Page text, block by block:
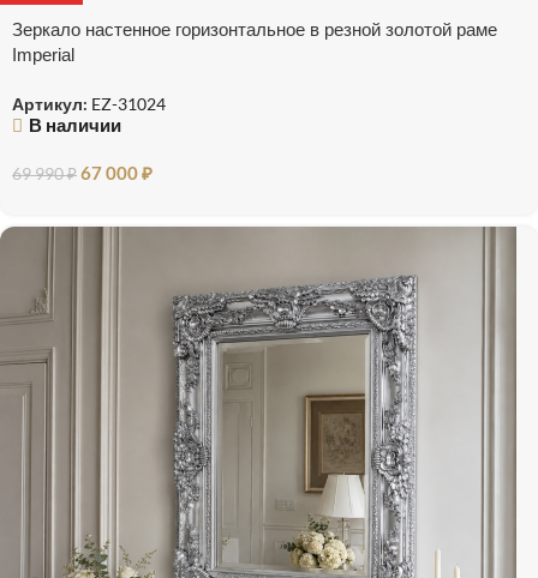
Зеркало настенное горизонтальное в резной золотой раме
Imperial
Артикул: EZ-31024
В наличии
69 990₽67 000₽